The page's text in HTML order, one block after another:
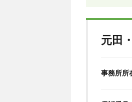
元田
事務所所